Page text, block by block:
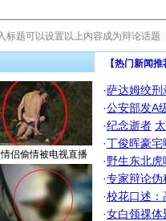
情侣偷情被电视直播
【热门新闻
·萨达姆绞刑
·公安部发A
·纪念逝者
·丁俊晖豪
·野生东北
·专家辩论伪
·校花口述：
·女白领祼体